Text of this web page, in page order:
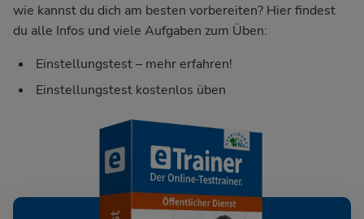
wie kannst du dich am besten vorbereiten? Hier findest
du alle Infos und viele Aufgaben zum Üben:
Einstellungstest – mehr erfahren!
Einstellungstest kostenlos üben